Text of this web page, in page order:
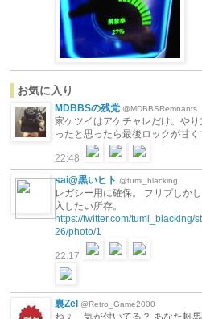
お気に入り
MDBBSの残党 @MDBBSRemnants
家ケツイはアケチャレだけ。や
ったと思ったら最後ロックが甘
22:48
sai@黒いヒト @tumi_blacking
レガシー用に確保。 フリプしか
入したい所存。
https://twitter.com/tumi_blacking/
26/photo/1
22:17
裏Zel @Retro_Game2000
ねぇ、気が付いてる？ あなた帆